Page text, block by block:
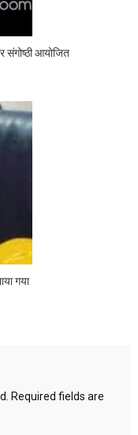
संगोष्ठी आयोजित
गया
Required fields are